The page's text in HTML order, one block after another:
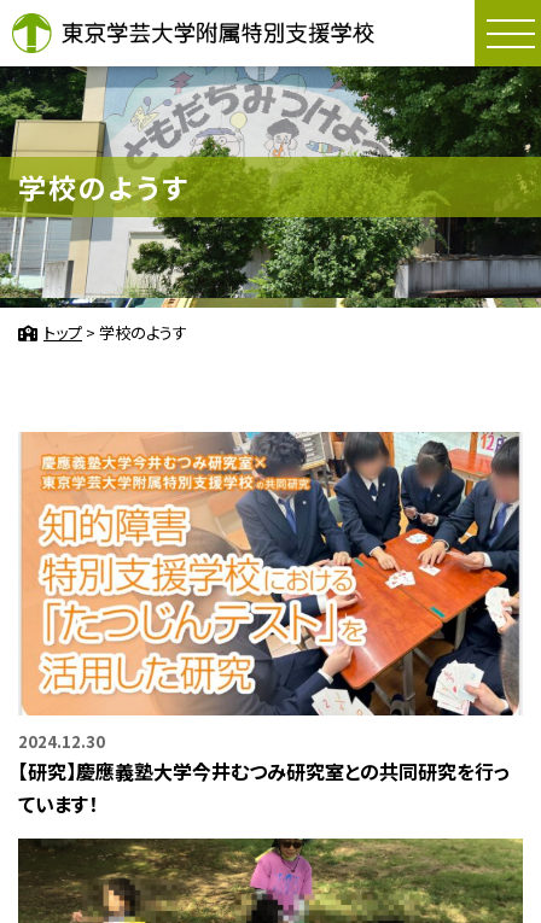
東京学芸大学附
学校のようす
トップ > 学校のようす
2024.12.30
【研究】慶應義塾大学今井むつみ研究室との共同研究を行っ
ています！